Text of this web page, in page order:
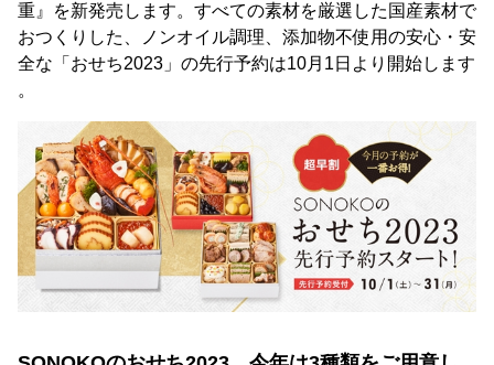
重』を新発売します。すべての素材を厳選した国産素材で
おつくりした、ノンオイル調理、添加物不使用の安心・安
全な「おせち2023」の先行予約は10月1日より開始します
。